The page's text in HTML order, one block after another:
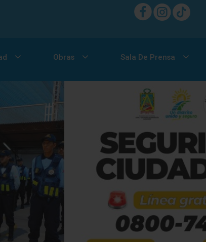
Obras Sala De Prensa